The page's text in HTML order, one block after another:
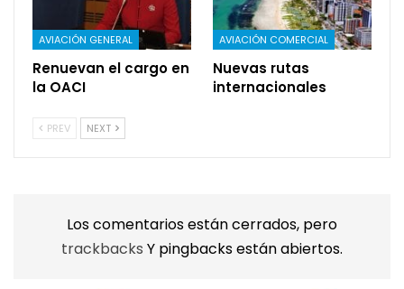
AVIACIÓN GENERAL
Renuevan el cargo en
la OACI
AVIACIÓN COMERCIAL
Nuevas rutas
internacionales
PREV NEXT
Los comentarios están cerrados, pero
trackbacks Y pingbacks están abiertos.